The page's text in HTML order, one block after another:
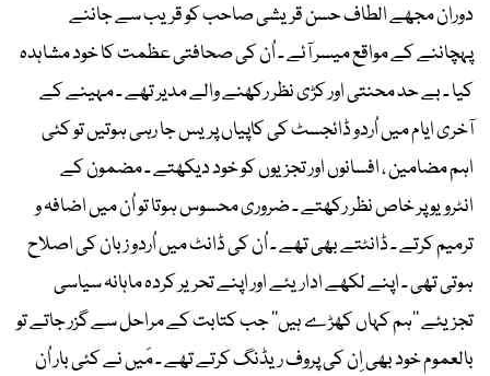
دوران مجھے الطاف حسن قریشی صاحب کو قریب سے جاننے
پہچاننے کے مواقع میسر آئے ۔ اُن کی صحافتی عظمت کا خود مشاہدہ
کیا ۔ بے حد محنتی اور کڑی نظر رکھنے والے مدیر تھے ۔ مہینے کے
آخری ایام میں اُردو ڈائجسٹ کی کاپیاں پریس جا رہی ہوتیں تو کئی
اہم مضامین ، افسانوں اور تجزیوں کو خود دیکھتے ۔ مضمون کے
انٹرویو پر خاص نظر رکھتے ۔ ضروری محسوس ہوتا تو اُن میں اضافہ و
ترمیم کرتے ۔ ڈانٹتے بھی تھے ۔ اُن کی ڈانٹ میں اُردو زبان کی اصلاح
ہوتی تھی ۔ اپنے لکھے اداریئے اور اپنے تحریر کردہ ماہانہ سیاسی
تجزیئے ’’ہم کہاں کھڑے ہیں‘‘ جب کتابت کے مراحل سے گزر جاتے تو
بالعموم خود بھی اِن کی پروف ریڈنگ کرتے تھے ۔ مَیں نے کئی بار اُن